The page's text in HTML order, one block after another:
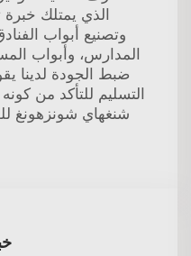
وتصنيع أبواب
المدارس، وأبواب
ضبط الجودة لدينا
التسليم للتأكد من
شنغهاي شونزهونغ